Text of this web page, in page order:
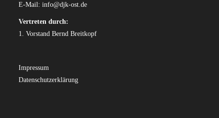
E-Mail: info@djk-ost.de
Vertreten durch:
1. Vorstand Bernd Breitkopf
Impressum
Datenschutzerklärung